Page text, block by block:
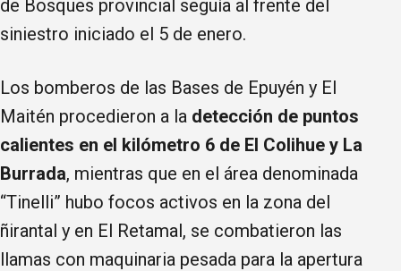
de Bosques provincial seguía al frente del
siniestro iniciado el 5 de enero.
Los bomberos de las Bases de Epuyén y El
Maitén procedieron a la detección de puntos
calientes en el kilómetro 6 de El Colihue y La
Burrada, mientras que en el área denominada
“Tinelli” hubo focos activos en la zona del
ñirantal y en El Retamal, se combatieron las
llamas con maquinaria pesada para la apertura